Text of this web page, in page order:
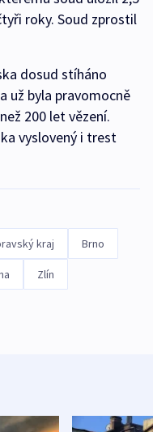
roky. Soud zprostil
dosud stíháno
už byla pravomocně
200 let vězení.
vyslovený i trest
kraj Brno
Zlín